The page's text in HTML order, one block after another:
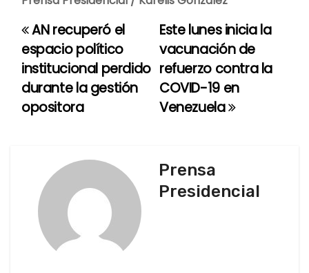
N
a
v
e
Este lunes inicia la
vacunación de
refuerzo contra la
COVID-19 en
Venezuela
AN recuperó el
espacio político
institucional perdido
durante la gestión
opositora
Prensa
Presidencial